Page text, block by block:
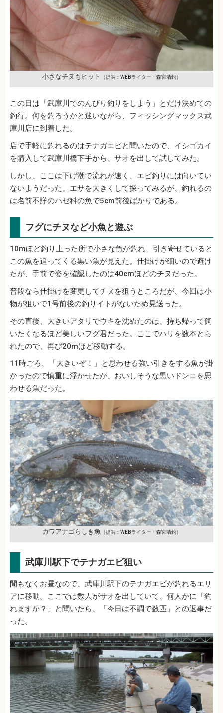
小さなチヌもヒット （提供：WEBライター・森宮清釣）
この日は「武庫川でのんびり釣りをしよう」とだけ決めての
釣行。何を釣ろうかと迷いながら、フィッシングマックス武
庫川店に到着した。
店で手軽に釣れるのはテナガエビと聞いたので、イシゴカイ
を購入して武庫川橋下手から、サオを出して試してみた。
しかし、ここは下げ潮で流れが速く、エビ釣りには向いてい
ないようだった。エサを大きくして探ってみるが、釣れるの
は名前不詳のハゼ科の魚で5cm前後ばかりである。
フグにチヌなど小魚と遊ぶ
10mほど釣り上った所で小さな魚が釣れ、引き寄せていると
この魚を追ってくる黒い魚が見えた。仕掛けが細いので避け
たが、手前で姿を確認したのは40cmほどのチヌだった。
普段なら仕掛けを変更してチヌを狙うところだが、今回は小
物が狙いで1号前後の釣りイトがないため見送った。
その直後、大きいアタリでウキを沈めたのは、持ち帰って飼
いたくなるほど美しいフグ君だった。ここでハリを数本とら
れたので、再び20mほど移動する。
11時ごろ、「大きいぞ！」と思わせる強い引きをする魚が掛
かったので慎重に浮かせたが、おいしそうな黒いドンコを思
わせる魚だった。
カワアナゴらしき魚 （提供：WEBライター・森宮清釣）
武庫川駅下でテナガエビ狙い
間もなくお昼なので、武庫川駅下のテナガエビが釣れるエリ
アに移動。ここでは数人がサオを出していて、何人かに「釣
れますか？」と聞いたら、「今日は不調で数匹」との返事だ
った。